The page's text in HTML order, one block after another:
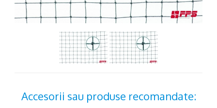
Accesorii sau produse recomandate: